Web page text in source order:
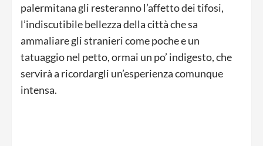
palermitana gli resteranno l’affetto dei tifosi,
l’indiscutibile bellezza della città che sa
ammaliare gli stranieri come poche e un
tatuaggio nel petto, ormai un po’ indigesto, che
servirà a ricordargli un’esperienza comunque
intensa.